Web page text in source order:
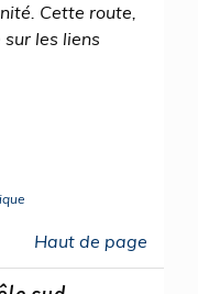
Cette route,
les liens
Haut de page